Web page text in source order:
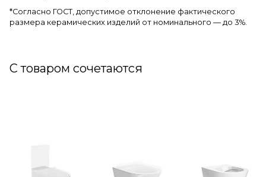
*Cогласно ГОСТ, допустимое отклонение фактического
размера керамических изделий от номинального — до 3%.
С товаром сочетаются